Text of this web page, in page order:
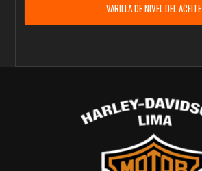
VARILLA DE NIVEL DEL ACEITE